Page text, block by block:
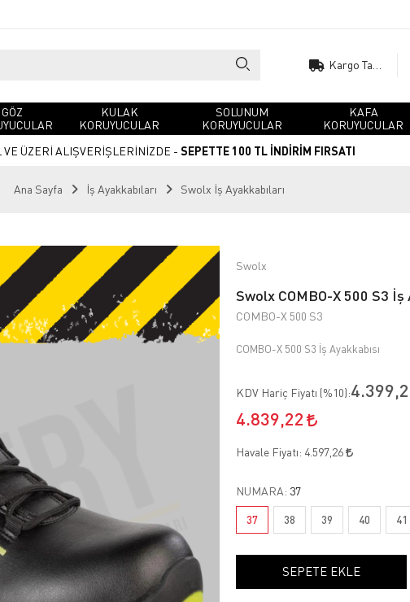
GÖZ
KULAK
KORUYUCULAR
SOLUNUM
KORUYUCULAR
KAFA
KORUYUCULAR
VE ÜZERİ ALIŞVERİŞLERİNİZDE - SEPETTE 100 TL İNDİRİM FIRSATI
Ana Sayfa İş Ayakkabıları Swolx İş Ayakkabıları
Swolx
Swolx COMBO-X 500 S3 İş
COMBO-X 500 S3
COMBO-X 500 S3 İş Ayakkabısı
KDV Hariç Fiyatı (%10):
4.839,22
Havale Fiyatı: 4.597,26
NUMARA: 37
37 38 39 40 41
SEPETE EKLE